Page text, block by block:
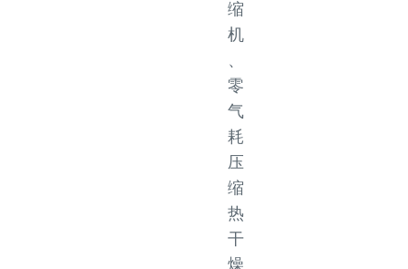
缩
机
、
零
气
耗
压
缩
热
干
燥